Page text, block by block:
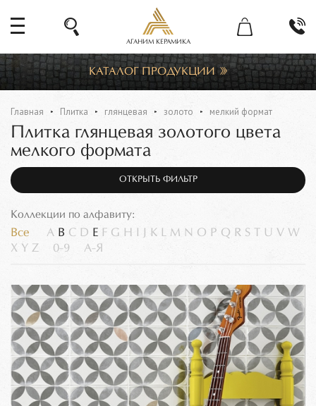
АГАНИМ КЕРАМИКА
КАТАЛОГ ПРОДУКЦИИ
Главная Плитка глянцевая золото мелкий формат
Плитка глянцевая золотого цвета
мелкого формата
ОТКРЫТЬ ФИЛЬТР
Коллекции по алфавиту:
Все A B C D E F G H K L M N O P Q R S U V W
X Y Z 0-9 А-Я